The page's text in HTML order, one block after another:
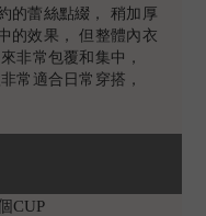
的蕾絲點綴， 稍加厚
的效果， 但整體內衣
非常包覆和集中，
常適合日常穿搭，
CUP